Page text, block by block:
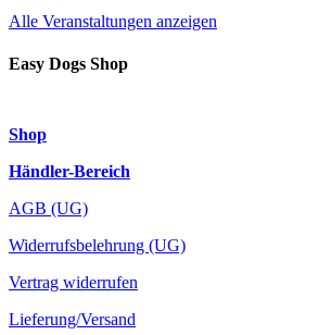
Alle Veranstaltungen anzeigen
Easy Dogs Shop
Shop
Händler-Bereich
AGB (UG)
Widerrufsbelehrung (UG)
Vertrag widerrufen
Lieferung/Versand